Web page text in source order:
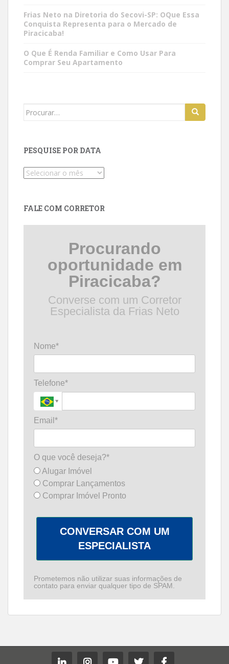
Frias Neto na Diretoria do Secovi-SP: OQue Essa
Conquista Representa para o Mercado de
Piracicaba!
O Que É Renda Familiar e Como Usar Para
Comprar Seu Apartamento
Search
PESQUISE POR DATA
Pesquise
FALE COM CORRETOR
Procurando
oportunidade em
Piracicaba?
Converse com um Corretor
Especialista da Frias Neto
Nome*
Telefone*
Email*
O que você deseja?*
Alugar Imóvel
Comprar Lançamentos
Comprar Imóvel Pronto
CONVERSAR COM UM
ESPECIALISTA
Prometemos não utilizar suas informações de
contato para enviar qualquer tipo de SPAM.